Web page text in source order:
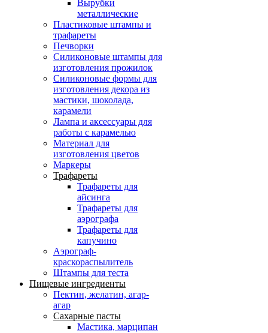
Вырубки
металлические
Пластиковые штампы и
трафареты
Печворки
Силиконовые штампы для
изготовления прожилок
Силиконовые формы для
изготовления декора из
мастики, шоколада,
карамели
Лампа и аксессуары для
работы с карамелью
Материал для
изготовления цветов
Маркеры
Трафареты
Трафареты для
айсинга
Трафареты для
аэрографа
Трафареты для
капучино
Аэрограф-
краскораспылитель
Штампы для теста
Пищевые ингредиенты
Пектин, желатин, агар-
агар
Сахарные пасты
Мастика, марципан